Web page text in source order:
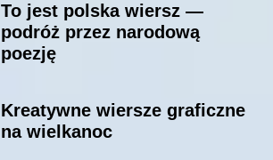
To jest polska wiersz —
podróż przez narodową
poezję
Kreatywne wiersze graficzne
na wielkanoc